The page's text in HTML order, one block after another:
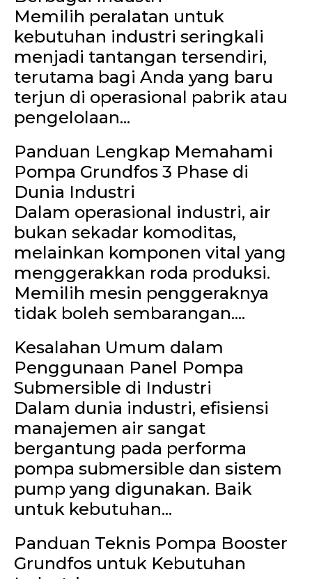
Memilih peralatan untuk
kebutuhan industri seringkali
menjadi tantangan tersendiri,
terutama bagi Anda yang baru
terjun di operasional pabrik atau
pengelolaan...
Panduan Lengkap Memahami
Pompa Grundfos 3 Phase di
Dunia Industri
Dalam operasional industri, air
bukan sekadar komoditas,
melainkan komponen vital yang
menggerakkan roda produksi.
Memilih mesin penggeraknya
tidak boleh sembarangan....
Kesalahan Umum dalam
Penggunaan Panel Pompa
Submersible di Industri
Dalam dunia industri, efisiensi
manajemen air sangat
bergantung pada performa
pompa submersible dan sistem
pump yang digunakan. Baik
untuk kebutuhan...
Panduan Teknis Pompa Booster
Grundfos untuk Kebutuhan